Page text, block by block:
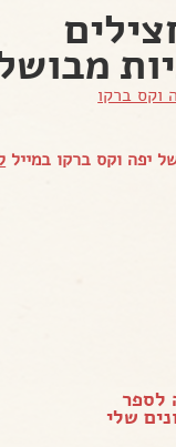
וקס ברקו
יפה וקס ברקו במייל
לספר
שלי